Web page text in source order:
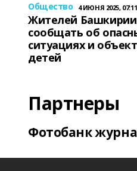
Общество 4 ИЮНЯ 2025, 07:11
Жителей Башкирии
сообщать об
ситуациях и
детей
Партнеры
Фотобанк